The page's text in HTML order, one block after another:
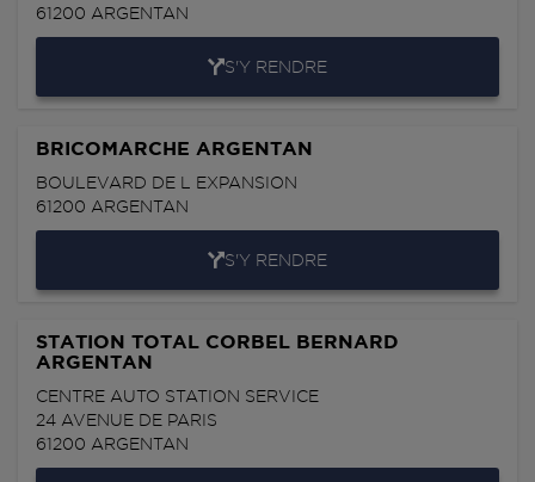
61200 ARGENTAN
S'Y RENDRE
BRICOMARCHE ARGENTAN
BOULEVARD DE L EXPANSION
61200 ARGENTAN
S'Y RENDRE
STATION TOTAL CORBEL BERNARD
ARGENTAN
CENTRE AUTO STATION SERVICE
24 AVENUE DE PARIS
61200 ARGENTAN